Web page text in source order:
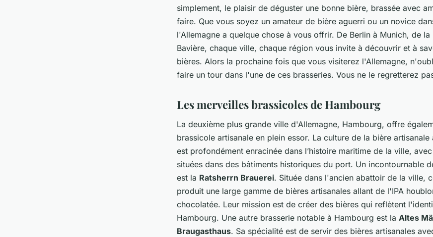
simplement, le plaisir de déguster une bonne bière, brassée avec
faire. Que vous soyez un amateur de bière aguerri ou un novice
l'Allemagne a quelque chose à vous offrir. De Berlin à Munich, de la
Bavière, chaque ville, chaque région vous invite à découvrir et à
bières. Alors la prochaine fois que vous visiterez l'Allemagne,
faire un tour dans l'une de ces brasseries. Vous ne le regretterez
Les merveilles brassicoles de Hambourg
La deuxième plus grande ville d'Allemagne, Hambourg, offre
brassicole artisanale en plein essor. La culture de la bière artisanale
est profondément enracinée dans l’histoire maritime de la ville,
situées dans des bâtiments historiques du port. Un incontournable
est la Ratsherrn Brauerei. Située dans l'ancien abattoir de la ville,
produit une large gamme de bières artisanales allant de l'IPA
chocolatée. Leur mission est de créer des bières qui reflètent
Hambourg. Une autre brasserie notable à Hambourg est la Altes
Braugasthaus. Sa spécialité est de servir des bières artisanales